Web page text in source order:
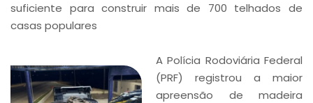
suficiente para construir mais de 700 telhados de
casas populares
A Polícia Rodoviária Federal
(PRF) registrou a maior
apreensão de madeira